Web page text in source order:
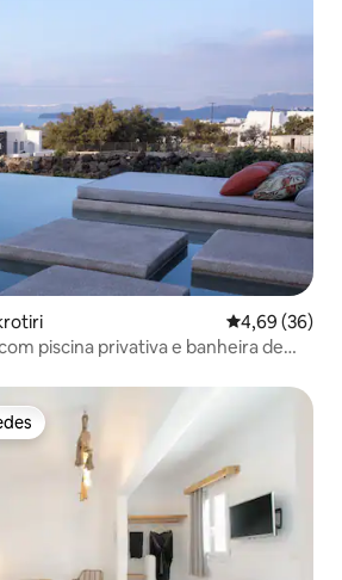
4,69 de uma
4,69 (36)
piscina privativa e banheira de